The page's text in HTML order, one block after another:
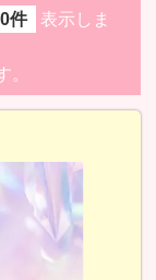
件
表示しま
。